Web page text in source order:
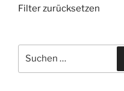
Filter zurücksetzen
nach: